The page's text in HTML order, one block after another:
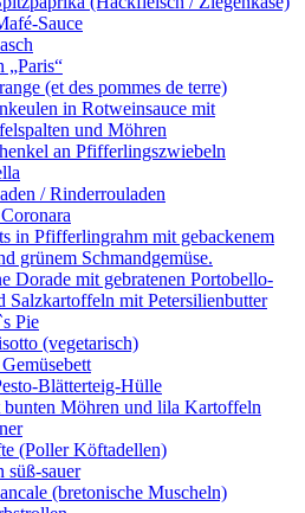
Sauce
„Paris“
(et des pommes de terre)
in Rotweinsauce mit
und Möhren
an Pfifferlingszwiebeln
/ Rinderrouladen
in Pfifferlingrahm mit gebackenem
grünem Schmandgemüse.
Dorade mit gebratenen Portobello-
Salzkartoffeln mit Petersilienbutter
Pie
(vegetarisch)
Blätterteig-Hülle
bunten Möhren und lila Kartoffeln
(Poller Köftadellen)
süß-sauer
(bretonische Muscheln)